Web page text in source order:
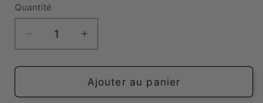
Quantité
Réduire
la
quantité
Gel
Augmenter
la
quantité
de
Gel
Ajouter au panier